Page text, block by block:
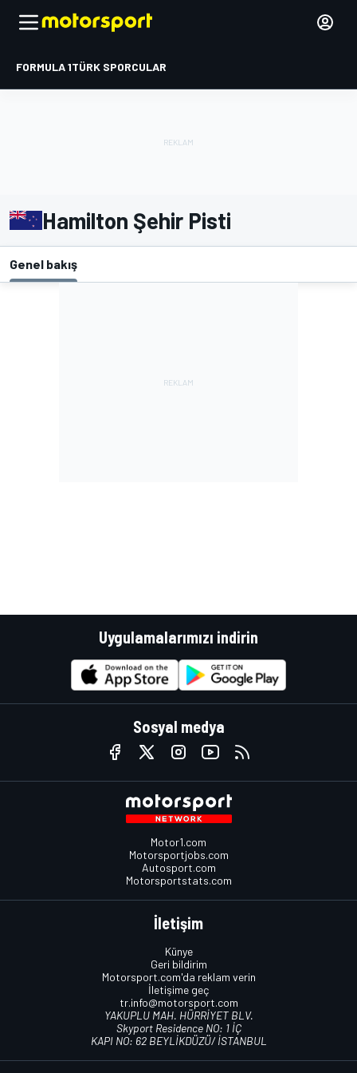
FORMULA 1TÜRK SPORCULAR
Hamilton Şehir Pisti
Genel bakış
Uygulamalarımızı indirin
Sosyal medya
Motor1.com
Motorsportjobs.com
Autosport.com
Motorsportstats.com
İletişim
Künye
Geri bildirim
Motorsport.com'da reklam verin
İletişime geç
tr.info@motorsport.com
YAKUPLU MAH. HÜRRİYET BLV.
Skyport Residence NO: 1 İÇ
KAPI NO: 62 BEYLİKDÜZÜ/ İSTANBUL